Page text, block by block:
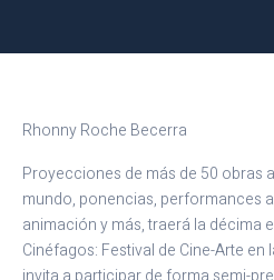
Rhonny Roche Becerra
Proyecciones de más de 50 obras
mundo, ponencias, performances
animación y más, traerá la décima
Cinéfagos: Festival de Cine-Arte en